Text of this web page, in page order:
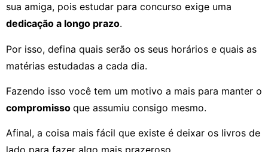
sua amiga, pois estudar para concurso exige uma
dedicação a longo prazo.
Por isso, defina quais serão os seus horários e quais as
matérias estudadas a cada dia.
Fazendo isso você tem um motivo a mais para manter o
compromisso que assumiu consigo mesmo.
Afinal, a coisa mais fácil que existe é deixar os livros de